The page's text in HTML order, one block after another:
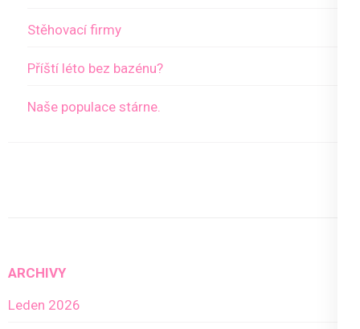
Stěhovací firmy
Příští léto bez bazénu?
Naše populace stárne.
ARCHIVY
Leden 2026